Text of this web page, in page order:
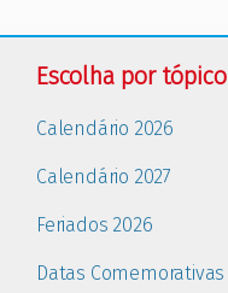
Escolha por tópico
Calendário 2026
Calendário 2027
Feriados 2026
Datas Comemorativas